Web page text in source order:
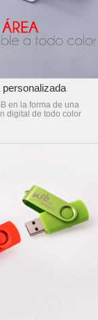
en la forma de una
digital de todo color